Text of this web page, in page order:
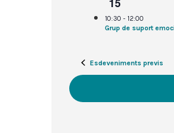
10:30 - 12:00
Grup de suport
Esdeveniments previs